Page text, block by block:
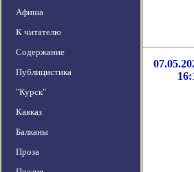
Афиша
К читателю
Содержание
Публицистика
"Курск"
Кавказ
Балканы
Проза